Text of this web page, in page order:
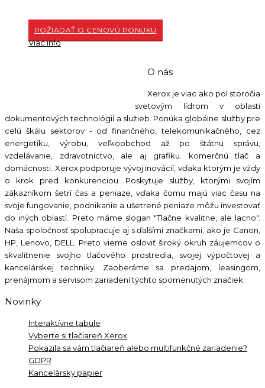
POŽIADAŤ O CENOVÚ PONUKU
Viac info
O nás
Xerox je viac ako pol storočia
svetovým lídrom v oblasti
dokumentových technológií a služieb. Ponúka globálne služby pre
celú škálu sektorov - od finančného, telekomunikačného, cez
energetiku, výrobu, veľkoobchod až po štátnu správu,
vzdelávanie, zdravotníctvo, ale aj grafiku. komerčnú tlač a
domácnosti. Xerox podporuje vývoj inovácií, vďaka ktorým je vždy
o krok pred konkurenciou. Poskytuje služby, ktorými svojím
zákazníkom šetrí čas a peniaze, vďaka čomu majú viac času na
svoje fungovanie, podnikanie a ušetrené peniaze môžu investovať
do iných oblastí. Preto máme slogan "Tlačne kvalitne, ale lacno".
Naša spoločnosť spolupracuje aj s ďalšími značkami, ako je Canon,
HP, Lenovo, DELL. Preto vieme osloviť široký okruh záujemcov o
skvalitnenie svojho tlačového prostredia, svojej výpočtovej a
kancelárskej techniky. Zaoberáme sa predajom, leasingom,
prenájmom a servisom zariadení týchto spomenutých značiek.
Novinky
Interaktívne tabule
Vyberte si tlačiareň Xerox
Pokazila sa vám tlačiareň alebo multifunkčné zariadenie?
GDPR
Kancelársky papier